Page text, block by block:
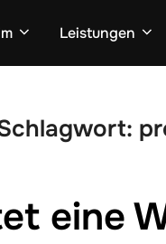
Leistungen
eine